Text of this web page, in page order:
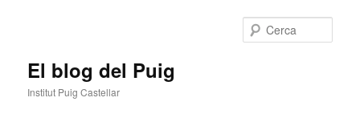
El blog del Puig
Institut Puig Castellar